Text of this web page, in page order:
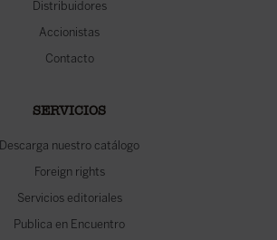
Distribuidores
Accionistas
Contacto
SERVICIOS
Descarga nuestro catálogo
Foreign rights
Servicios editoriales
Publica en Encuentro